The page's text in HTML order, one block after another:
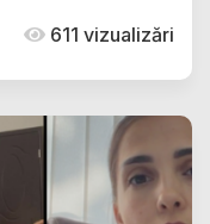
611 vizualizări